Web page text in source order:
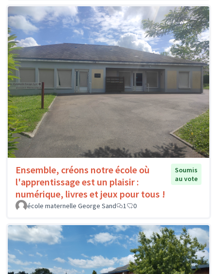
Ensemble, créons notre école où
l'apprentissage est un plaisir :
numérique, livres et jeux pour tous !
Soumis
au vote
école maternelle George Sand 1 0